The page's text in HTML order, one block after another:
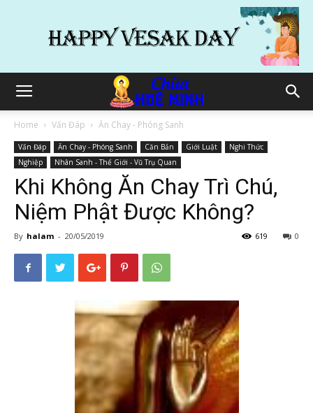
Home Vấn Đáp Ăn Chay - Phóng Sanh
Vấn Đáp Ăn Chay - Phóng Sanh Căn Bản Giới Luật
Nghi Thức
Nghiệp
Nhân Sanh - Thế Giới - Vũ Trụ Quan
Khi Không Ăn Chay Trì Chú,
Niệm Phật Được Không?
By halam - 20/05/2019 0
619